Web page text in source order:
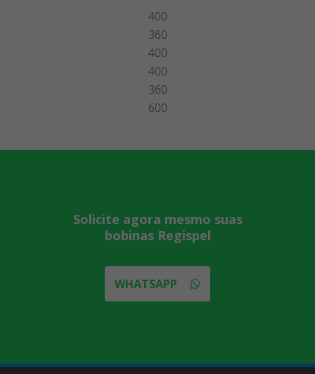
400
360
400
400
360
600
Solicite agora mesmo suas
bobinas Regispel
WHATSAPP